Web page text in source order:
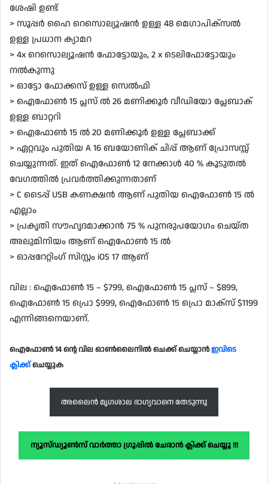
ശേഷി ഉണ്ട്
> സൂപ്പർ ഹൈ റെസൊല്യൂഷൻ ഉള്ള 48 മെഗാപിക്സൽ
ഉള്ള പ്രധാന ക്യാമറ
> 4x റെസൊല്യൂഷൻ ഫോട്ടോയും, 2 x ടെലിഫോട്ടോയും
നൽകുന്നു
> ഓട്ടോ ഫോക്കസ് ഉള്ള സെൽഫി
> ഐഫോൺ 15 പ്ലസ് ൽ 26 മണിക്കൂർ വീഡിയോ പ്ലേബാക്
ഉള്ള ബാറ്ററി
> ഐഫോൺ 15 ൽ 20 മണിക്കൂർ ഉള്ള പ്ലേബാക്ക്
> ഏറ്റവും പുതിയ A 16 ബയോണിക് ചിപ്പ് ആണ് പ്രോസസ്സ്
ചെയ്യുന്നത്. ഇത് ഐഫോൺ 12 നേക്കാൾ 40 % കൂടുതൽ
വേഗത്തിൽ പ്രവർത്തിക്കുന്നതാണ്
> C ടൈപ്പ് USB കണക്ഷൻ ആണ് പുതിയ ഐഫോൺ 15 ൽ
എല്ലാം
> പ്രകൃതി സൗഹൃദമാക്കാൻ 75 % പുനരുപയോഗം ചെയ്ത
അലുമിനിയം ആണ് ഐഫോൺ 15 ൽ
> ഓപ്പറേറ്റിംഗ് സിസ്റ്റം iOS 17 ആണ്
വില : ഐഫോൺ 15 – $799, ഐഫോൺ 15 പ്ലസ് – $899,
ഐഫോൺ 15 പ്രൊ $999, ഐഫോൺ 15 പ്രൊ മാക്സ് $1199
എന്നിങ്ങനെയാണ്.
ഐഫോൺ 14 ന്റെ വില ഓൺലൈനിൽ ചെക്ക് ചെയ്യാൻഇവിടെ
ക്ലിക്ക്ചെയ്യുക
അലൈൻ മൃഗശാല ഭാഗ്യവാനെ തേടുന്നു
ന്യൂസ്ഡ്യൂൺസ് വാർത്താ ഗ്രൂപ്പിൽ ചേരാൻ ക്ലിക്ക് ചെയ്യൂ !!!